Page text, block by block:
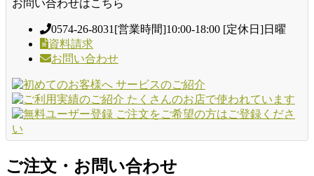
お問い合わせはこちら
0574-26-8031 [営業時間]10:00-18:00 [定休日]日曜
資料請求
お問い合わせ
ご注文・お問い合わせ